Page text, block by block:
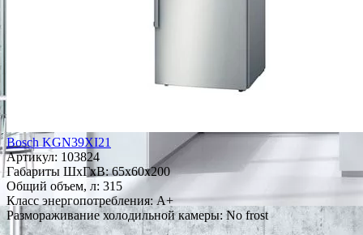
Bosch KGN39XI21
Артикул: 103824
Габариты ШxГxВ: 65x60x200
Общий объем, л: 315
Класс энергопотребления: A+
Размораживание холодильной камеры: No frost